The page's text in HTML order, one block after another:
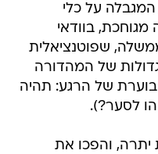
המגבלה על כלי
בוודאי
שפוטנציאלית
של המהדורה
של הרגע: תהיה
לסער?).
יתרה, והפכו את